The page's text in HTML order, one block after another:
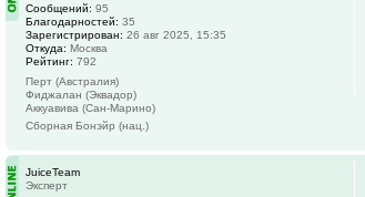
Сообщений: 95
Благодарностей: 35
Зарегистрирован: 26 авг 2025, 15:35
Откуда: Москва
Рейтинг: 792
Перт (Австралия)
Фиджалан (Эквадор)
Аккуавива (Сан-Марино)
Сборная Бонэйр (нац.)
JuiceTeam
Эксперт